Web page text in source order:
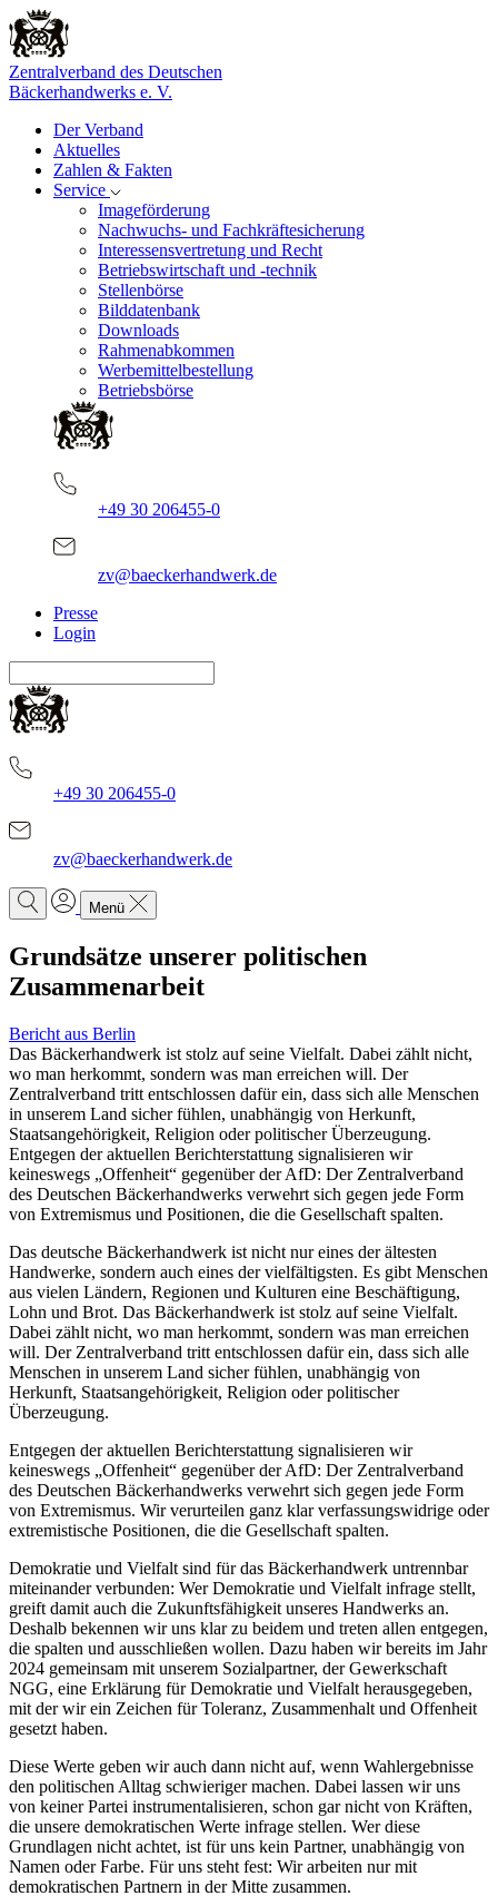
Zentralverband des Deutschen
Bäckerhandwerks e. V.
Der Verband
Aktuelles
Zahlen & Fakten
Service
Imageförderung
Nachwuchs- und Fachkräftesicherung
Interessensvertretung und Recht
Betriebswirtschaft und -technik
Stellenbörse
Bilddatenbank
Downloads
Rahmenabkommen
Werbemittelbestellung
Betriebsbörse
+49 30 206455-0
zv@baeckerhandwerk.de
Presse
Login
+49 30 206455-0
zv@baeckerhandwerk.de
Menü
Grundsätze unserer politischen
Zusammenarbeit
Bericht aus Berlin
Das Bäckerhandwerk ist stolz auf seine Vielfalt. Dabei zählt nicht,
wo man herkommt, sondern was man erreichen will. Der
Zentralverband tritt entschlossen dafür ein, dass sich alle Menschen
in unserem Land sicher fühlen, unabhängig von Herkunft,
Staatsangehörigkeit, Religion oder politischer Überzeugung.
Entgegen der aktuellen Berichterstattung signalisieren wir
keineswegs „Offenheit“ gegenüber der AfD: Der Zentralverband
des Deutschen Bäckerhandwerks verwehrt sich gegen jede Form
von Extremismus und Positionen, die die Gesellschaft spalten.
Das deutsche Bäckerhandwerk ist nicht nur eines der ältesten
Handwerke, sondern auch eines der vielfältigsten. Es gibt Menschen
aus vielen Ländern, Regionen und Kulturen eine Beschäftigung,
Lohn und Brot. Das Bäckerhandwerk ist stolz auf seine Vielfalt.
Dabei zählt nicht, wo man herkommt, sondern was man erreichen
will. Der Zentralverband tritt entschlossen dafür ein, dass sich alle
Menschen in unserem Land sicher fühlen, unabhängig von
Herkunft, Staatsangehörigkeit, Religion oder politischer
Überzeugung.
Entgegen der aktuellen Berichterstattung signalisieren wir
keineswegs „Offenheit“ gegenüber der AfD: Der Zentralverband
des Deutschen Bäckerhandwerks verwehrt sich gegen jede Form
von Extremismus. Wir verurteilen ganz klar verfassungswidrige oder
extremistische Positionen, die die Gesellschaft spalten.
Demokratie und Vielfalt sind für das Bäckerhandwerk untrennbar
miteinander verbunden: Wer Demokratie und Vielfalt infrage stellt,
greift damit auch die Zukunftsfähigkeit unseres Handwerks an.
Deshalb bekennen wir uns klar zu beidem und treten allen entgegen,
die spalten und ausschließen wollen. Dazu haben wir bereits im Jahr
2024 gemeinsam mit unserem Sozialpartner, der Gewerkschaft
NGG, eine Erklärung für Demokratie und Vielfalt herausgegeben,
mit der wir ein Zeichen für Toleranz, Zusammenhalt und Offenheit
gesetzt haben.
Diese Werte geben wir auch dann nicht auf, wenn Wahlergebnisse
den politischen Alltag schwieriger machen. Dabei lassen wir uns
von keiner Partei instrumentalisieren, schon gar nicht von Kräften,
die unsere demokratischen Werte infrage stellen. Wer diese
Grundlagen nicht achtet, ist für uns kein Partner, unabhängig von
Namen oder Farbe. Für uns steht fest: Wir arbeiten nur mit
demokratischen Partnern in der Mitte zusammen.